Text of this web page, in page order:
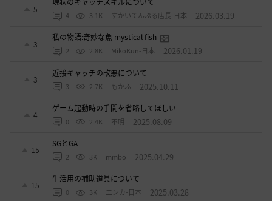
5
4 3.1K すかいてんぷる店長-日本 2026.03.19
3
私の物語:奇妙な魚 mystical fish
2 2.8K MikoKun-日本 2026.01.19
3
近接キャッチの改悪について
3 2.7K もかふ 2025.10.11
4
ゲーム起動時の手間を省略してほしい
0 2.4K 不明 2025.08.09
15
SGとGA
2 3K mmbo 2025.04.29
15
生活用の補助道具について
0 3K エンカ-日本 2025.03.28